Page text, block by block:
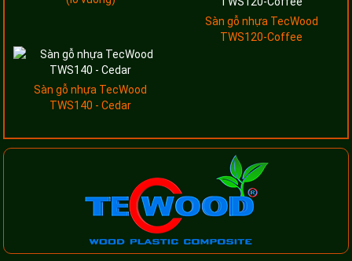
Sàn gỗ nhựa TecWood
TWS120-Coffee
Sàn gỗ nhựa TecWood
TWS140 - Cedar